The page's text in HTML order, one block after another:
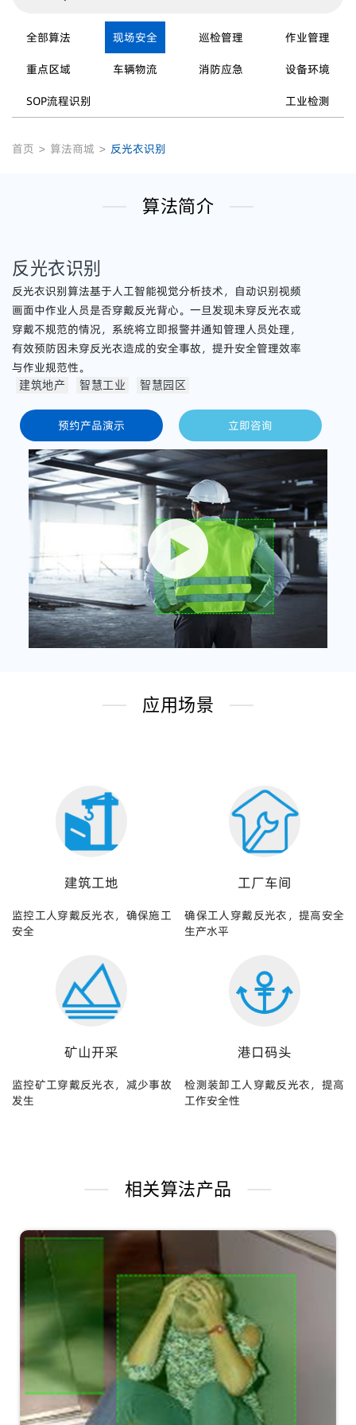
全部算法 现场安全 巡检管理
作业管理
重点区域
车辆物流 消防应急
设备环境
SOP流程识别
工业检测
首页 > 算法商城 > 反光衣识别
算法简介
反光衣识别
反光衣识别算法基于人工智能视觉分析技术，自动识别视频
画面中作业人员是否穿戴反光背心。一旦发现未穿反光衣或
穿戴不规范的情况，系统将立即报警并通知管理人员处理，
有效预防因未穿反光衣造成的安全事故，提升安全管理效率
与作业规范性。
建筑地产 智慧工业 智慧园区
预约产品演示 立即咨询
应用场景
建筑工地
监控工人穿戴反光衣，确保施工
安全
工厂车间
确保工人穿戴反光衣，提高安全
生产水平
矿山开采
监控矿工穿戴反光衣，减少事故
发生
港口码头
检测装卸工人穿戴反光衣，提高
工作安全性
相关算法产品